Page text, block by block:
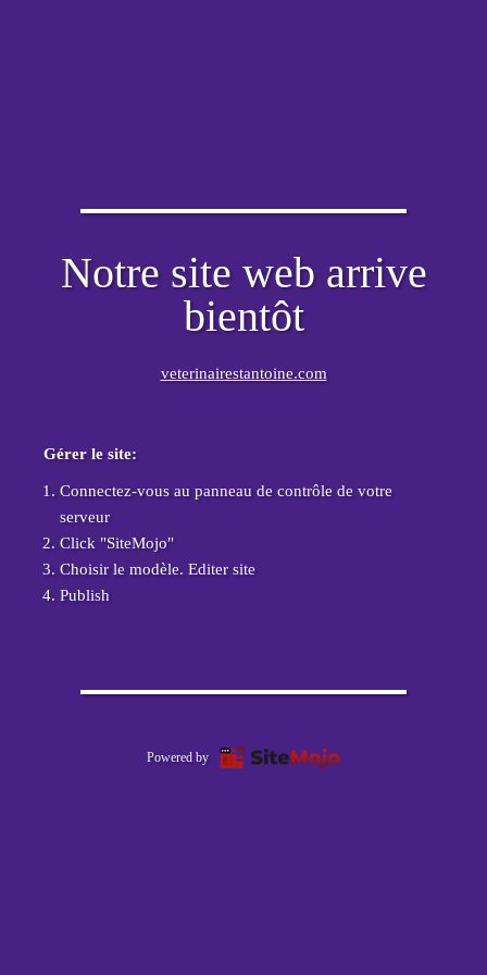
Notre site web arrive
bientôt
veterinairestantoine.com
Gérer le site:
Connectez-vous au panneau de contrôle de votre
serveur
Click "SiteMojo"
Choisir le modèle. Editer site
Publish
Powered by